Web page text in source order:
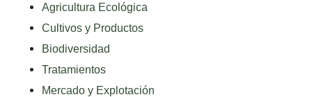
Agricultura Ecológica
Cultivos y Productos
Biodiversidad
Tratamientos
Mercado y Explotación